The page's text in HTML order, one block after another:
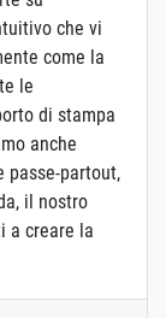
che vi
come la
le
di stampa
anche
passe-partout,
il nostro
a creare la